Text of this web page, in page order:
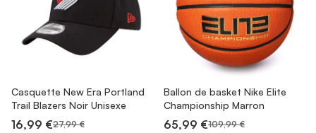
Casquette New Era Portland
Trail Blazers Noir Unisexe
16,99 €27,99 €
Ballon de basket Nike Elite
Championship Marron
65,99 €109,99 €